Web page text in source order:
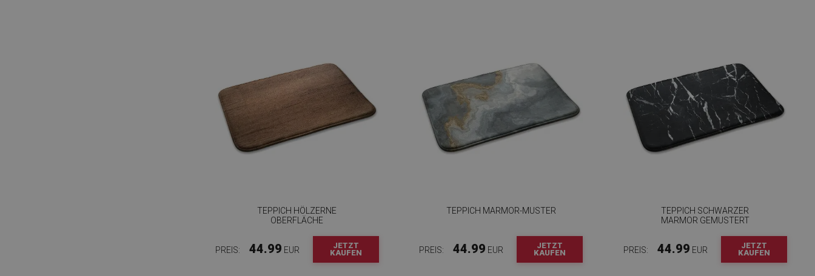
TEPPICH HÖLZERNE
OBERFLÄCHE
PREIS: 44.99 EUR
JETZT
KAUFEN
TEPPICH MARMOR-MUSTER
PREIS: 44.99 EUR
JETZT
KAUFEN
TEPPICH SCHWARZER
MARMOR GEMUSTERT
PREIS: 44.99 EUR
JETZT
KAUFEN